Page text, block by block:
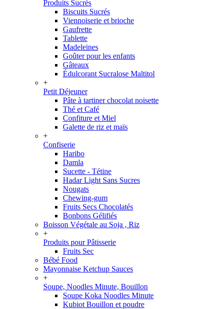
Produits Sucrés
Biscuits Sucrés
Viennoiserie et brioche
Gaufrette
Tablette
Madeleines
Goûter pour les enfants
Gâteaux
Édulcorant Sucralose Maltitol
+
Petit Déjeuner
Pâte à tartiner chocolat noisette
Thé et Café
Confiture et Miel
Galette de riz et maïs
+
Confiserie
Haribo
Damla
Sucette - Tétine
Hadar Light Sans Sucres
Nougats
Chewing-gum
Fruits Secs Chocolatés
Bonbons Gélifiés
Boisson Végétale au Soja , Riz
+
Produits pour Pâtisserie
Fruits Sec
Bébé Food
Mayonnaise Ketchup Sauces
+
Soupe, Noodles Minute, Bouillon
Soupe Koka Noodles Minute
Kubiot Bouillon et poudre